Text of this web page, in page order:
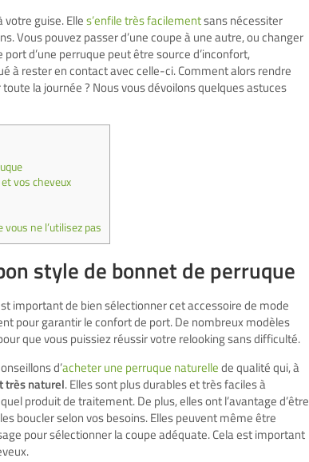
guise. Elles’enfile très facilementsans nécessiter
Vous pouvez passer d’une coupe à une autre, ou changer
d’une perruque peut être source d’inconfort,
à rester en contact avec celle-ci. Comment alors rendre
la journée ? Nous vous dévoilons quelques astuces
vos cheveux
ne l’utilisez pas
style de bonnet de perruque
important de bien sélectionner cet accessoire de mode
pour garantir le confort de port. De nombreux modèles
que vous puissiez réussir votre relooking sans difficulté.
d’acheter une perruque naturellede qualité qui, à
très naturel. Elles sont plus durables et très faciles à
produit de traitement. De plus, elles ont l’avantage d’être
boucler selon vos besoins. Elles peuvent même être
pour sélectionner la coupe adéquate. Cela est important